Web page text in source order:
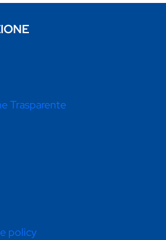
Trasparente
policy